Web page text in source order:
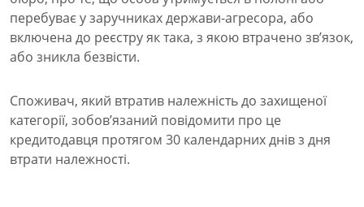
перебуває у заручниках держави-агресора, або
включена до реєстру як така, з якою втрачено зв’язок,
або зникла безвісти.
Споживач, який втратив належність до захищеної
категорії, зобов’язаний повідомити про це
кредитодавця протягом 30 календарних днів з дня
втрати належності.